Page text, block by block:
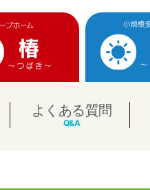
よくある質問